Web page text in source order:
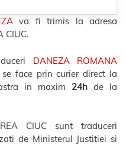
va fi trimis la adresa
CIUC.
DANEZA ROMANA
se face prin curier direct la
in maxim 24h de la
CIUC sunt traduceri
de Ministerul Justitiei si